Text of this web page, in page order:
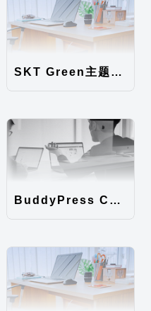
SKT Green主题汉化包
BuddyPress Colours主题汉化包